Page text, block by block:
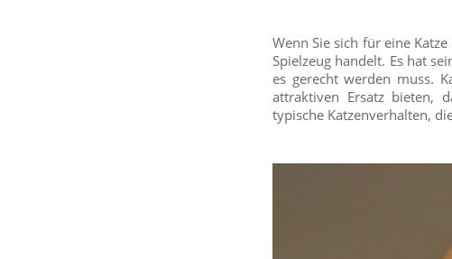
Wenn Sie sich für eine
Spielzeug handelt. Es hat
es gerecht werden muss.
attraktiven Ersatz bieten,
typische Katzenverhalten,